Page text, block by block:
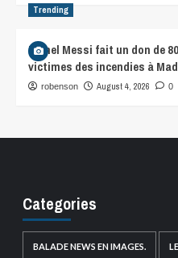
Trending
Lionel Messi fait un don de
victimes des incendies à
robenson August 4, 2026 0
Categories
BALADE NEWS EN IMAGES.